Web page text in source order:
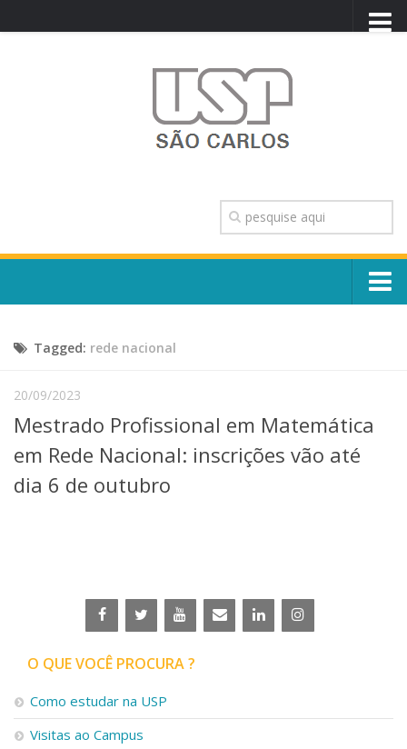
TRANSPARÊNCIA
OUVIDORIA
CONTATO
Escola, Institutos e Órgãos
Núcleos e Comissões
Telefones e Mapas
Pessoas
Graduação
Linhas de Pesquisa
Centros, Núcleos e Projetos em Rede
Iniciação Científica
Empresas Juniores
Extensão à Comunidade
Tagged: rede nacional
20/09/2023
Mestrado Profissional em Matemática
em Rede Nacional: inscrições vão até
dia 6 de outubro
O QUE VOCÊ PROCURA ?
Como estudar na USP
Visitas ao Campus